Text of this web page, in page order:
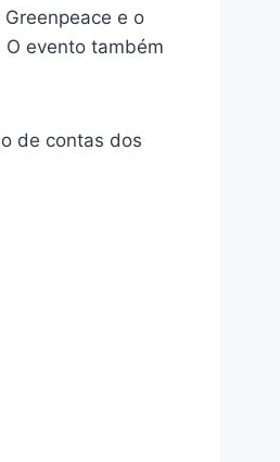
e o
evento também
de contas dos